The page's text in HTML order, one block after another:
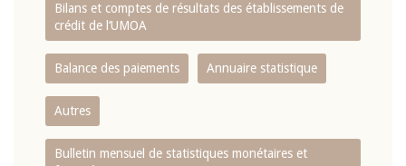
Bilans et comptes de résultats des établissements de
crédit de l‘UMOA
Balance des paiements Annuaire statistique
Autres
Bulletin mensuel de statistiques monétaires et